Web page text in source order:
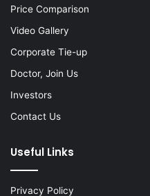
Price Comparison
Video Gallery
Corporate Tie-up
Doctor, Join Us
Investors
Contact Us
Useful Links
Privacy Policy